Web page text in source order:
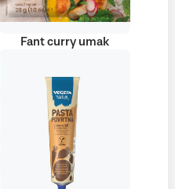
Fant curry umak